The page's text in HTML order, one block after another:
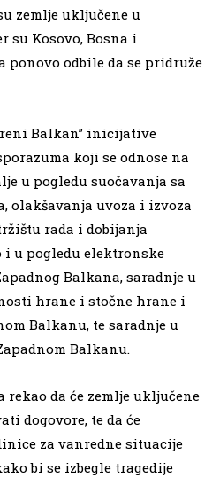
zemlje uključene u
su Kosovo, Bosna i
ponovo odbile da se pridruže
Balkan” inicijative
koji se odnose na
u pogledu suočavanja sa
olakšavanja uvoza i izvoza
rada i dobijanja
u pogledu elektronske
Balkana, saradnje u
hrane i stočne hrane i
Balkanu, te saradnje u
Balkanu.
rekao da će zemlje uključene
dogovore, te da će
za vanredne situacije
bi se izbegle tragedije